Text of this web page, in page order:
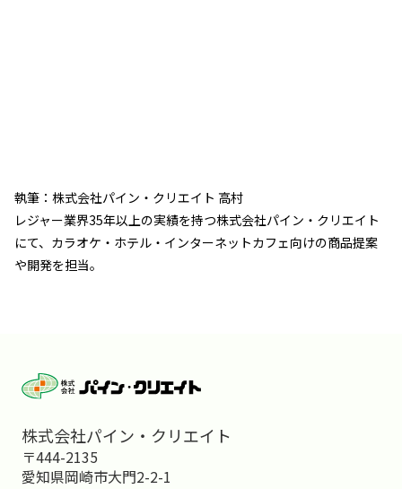
執筆：株式会社パイン・クリエイト 高村
レジャー業界35年以上の実績を持つ株式会社パイン・クリエイト
にて、カラオケ・ホテル・インターネットカフェ向けの商品提案
や開発を担当。
株式会社パイン・クリエイト
〒444-2135
愛知県岡崎市大門2-2-1